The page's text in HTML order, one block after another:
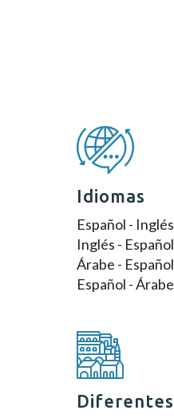
Idiomas
Español - Inglés
Inglés - Español
Árabe - Español
Español - Árabe